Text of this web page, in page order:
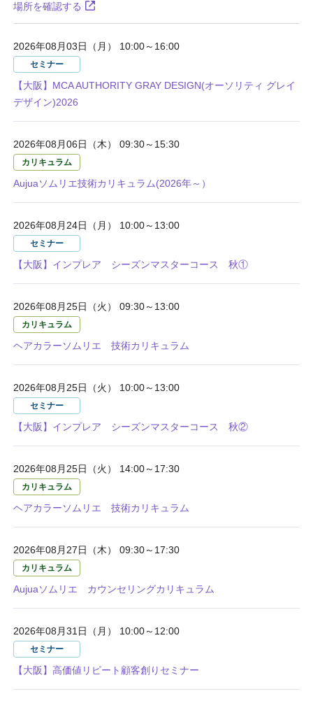
場所を確認する
2026年08月03日（月） 10:00～16:00
セミナー
【大阪】MCA AUTHORITY GRAY DESIGN(オーソリティ グレイ
デザイン)2026
2026年08月06日（木） 09:30～15:30
カリキュラム
Aujuaソムリエ技術カリキュラム(2026年～）
2026年08月24日（月） 10:00～13:00
セミナー
【大阪】インプレア シーズンマスターコース 秋①
2026年08月25日（火） 09:30～13:00
カリキュラム
ヘアカラーソムリエ 技術カリキュラム
2026年08月25日（火） 10:00～13:00
セミナー
【大阪】インプレア シーズンマスターコース 秋②
2026年08月25日（火） 14:00～17:30
カリキュラム
ヘアカラーソムリエ 技術カリキュラム
2026年08月27日（木） 09:30～17:30
カリキュラム
Aujuaソムリエ カウンセリングカリキュラム
2026年08月31日（月） 10:00～12:00
セミナー
【大阪】高価値リピート顧客創りセミナー